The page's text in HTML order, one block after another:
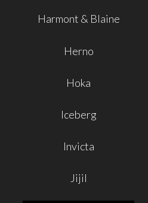
Harmont & Blaine
Herno
Hoka
Iceberg
Invicta
Jijil